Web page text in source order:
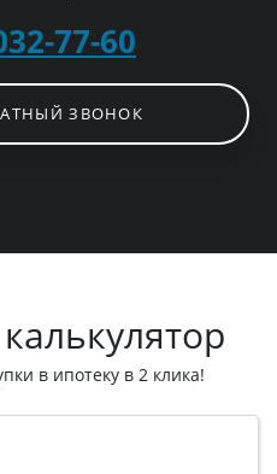
77-60
ЗВОНОК
в ипотеку в 2 клика!